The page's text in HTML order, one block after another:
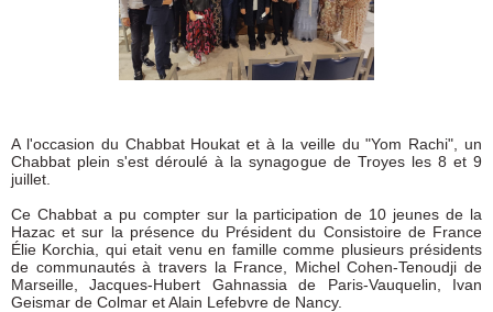
A l'occasion du Chabbat Houkat et à la veille du "Yom Rachi", un
Chabbat plein s'est déroulé à la synagogue de Troyes les 8 et 9
juillet.
Ce Chabbat a pu compter sur la participation de 10 jeunes de la
Hazac et sur la présence du Président du Consistoire de France
Élie Korchia, qui etait venu en famille comme plusieurs présidents
de communautés à travers la France, Michel Cohen-Tenoudji de
Marseille, Jacques-Hubert Gahnassia de Paris-Vauquelin, Ivan
Geismar de Colmar et Alain Lefebvre de Nancy.